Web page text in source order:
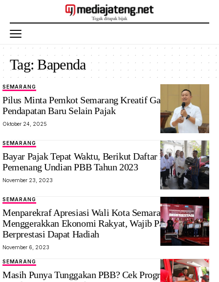
Tag:Bapenda
SEMARANG
Pilus Minta Pemkot Semarang Kreatif Gali Sumber
Pendapatan Baru Selain Pajak
Oktober 24, 2025
SEMARANG
Bayar Pajak Tepat Waktu, Berikut Daftar Lengkap
Pemenang Undian PBB Tahun 2023
November 23, 2023
SEMARANG
Menparekraf Apresiasi Wali Kota Semarang Mampu
Menggerakkan Ekonomi Rakyat, Wajib Pajak
Berprestasi Dapat Hadiah
November 6, 2023
SEMARANG
Masih Punya Tunggakan PBB? Cek Program Bebas